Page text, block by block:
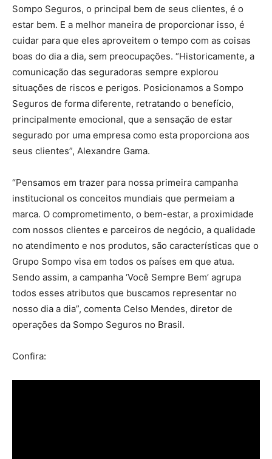
Sompo Seguros, o principal bem de seus clientes, é o
estar bem. E a melhor maneira de proporcionar isso, é
cuidar para que eles aproveitem o tempo com as coisas
boas do dia a dia, sem preocupações. “Historicamente, a
comunicação das seguradoras sempre explorou
situações de riscos e perigos. Posicionamos a Sompo
Seguros de forma diferente, retratando o benefício,
principalmente emocional, que a sensação de estar
segurado por uma empresa como esta proporciona aos
seus clientes”, Alexandre Gama.
“Pensamos em trazer para nossa primeira campanha
institucional os conceitos mundiais que permeiam a
marca. O comprometimento, o bem-estar, a proximidade
com nossos clientes e parceiros de negócio, a qualidade
no atendimento e nos produtos, são características que o
Grupo Sompo visa em todos os países em que atua.
Sendo assim, a campanha ‘Você Sempre Bem’ agrupa
todos esses atributos que buscamos representar no
nosso dia a dia”, comenta Celso Mendes, diretor de
operações da Sompo Seguros no Brasil.
Confira: